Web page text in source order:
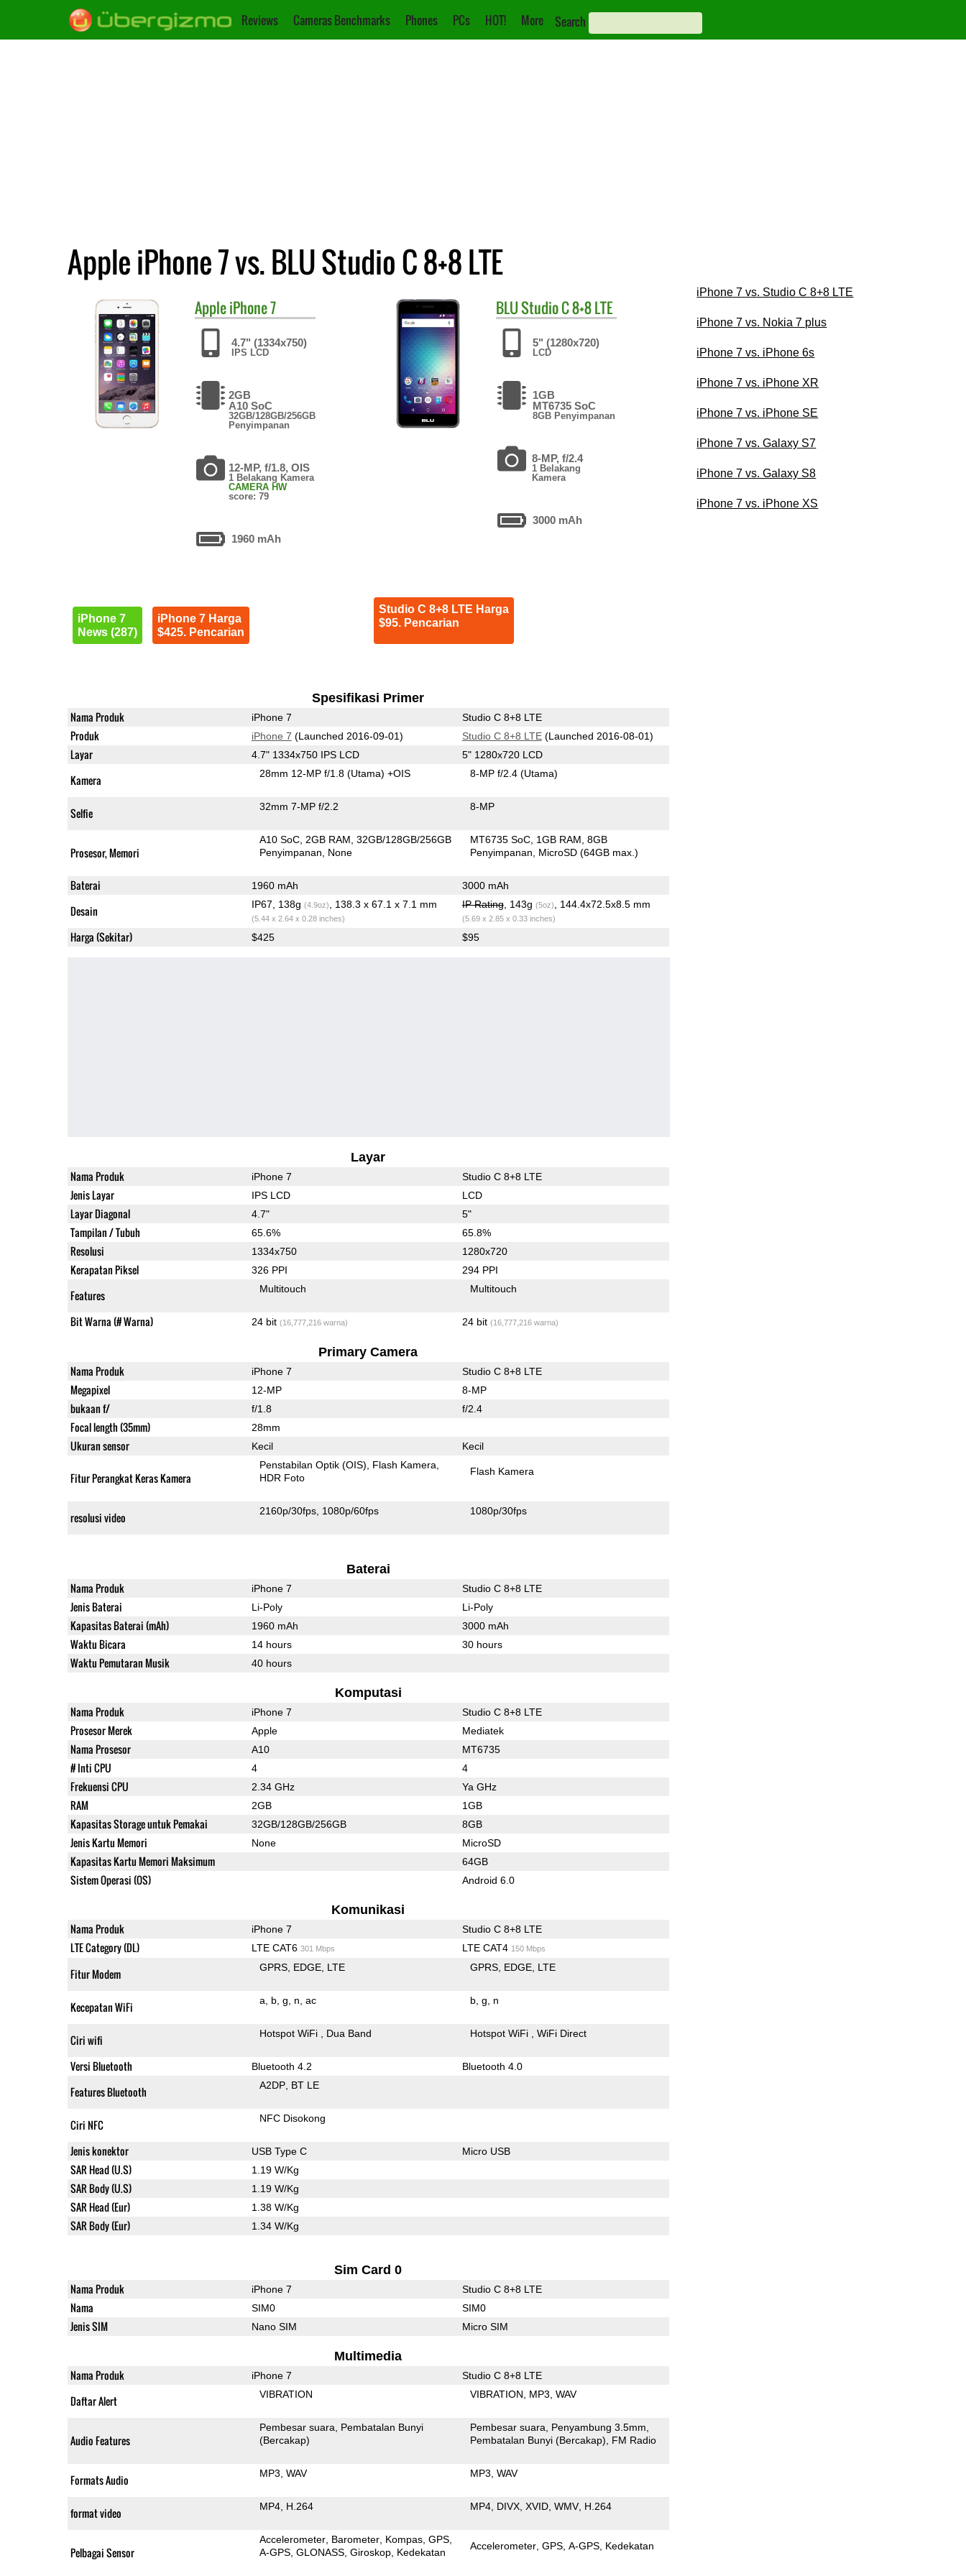
Reviews Cameras Benchmarks Phones PCs HOT! More Search
Apple iPhone 7 vs. BLU Studio C 8+8 LTE
AppleiPhone 7
4.7" (1334x750)
IPS LCD
2GB
A10 SoC
32GB/128GB/256GB
Penyimpanan
12-MP, f/1.8, OIS
1 Belakang Kamera
CAMERA HW
score: 79
1960 mAh
iPhone 7
News (287)
iPhone 7 Harga
$425. Pencarian
BLUStudio C 8+8 LTE
5" (1280x720)
LCD
1GB
MT6735 SoC
8GB Penyimpanan
8-MP, f/2.4
1 Belakang
Kamera
3000 mAh
Studio C 8+8 LTE Harga
$95. Pencarian
Spesifikasi Primer
Nama Produk iPhone 7 Studio C 8+8 LTE
Produk iPhone 7 (Launched 2016-09-01) Studio C 8+8 LTE(Launched 2016-08-01)
Layar 4.7" 1334x750 IPS LCD 5" 1280x720 LCD
Kamera 28mm 12-MP f/1.8(Utama) +OIS 8-MP f/2.4(Utama)
Selfie 32mm 7-MP f/2.2 8-MP
Prosesor, Memori
A10 SoC 2GB RAM 32GB/128GB/256GB
Penyimpanan
None
MT6735 SoC 1GB RAM 8GB
Penyimpanan
MicroSD (64GB max.)
Baterai 1960 mAh 3000 mAh
Desain IP67, 138g (4.9oz) , 138.3 x 67.1 x 7.1 mm
(5.44 x 2.64 x 0.28 inches)
IP Rating, 143g (5oz) , 144.4x72.5x8.5 mm
(5.69 x 2.85 x 0.33 inches)
Harga (Sekitar) $425 $95
Layar
Nama Produk iPhone 7 Studio C 8+8 LTE
Jenis Layar IPS LCD LCD
Layar Diagonal 4.7" 5"
Tampilan / Tubuh 65.6% 65.8%
Resolusi 1334x750 1280x720
Kerapatan Piksel 326 PPI 294 PPI
Features Multitouch Multitouch
Bit Warna (# Warna) 24 bit (16,777,216 warna) 24 bit (16,777,216 warna)
Primary Camera
Nama Produk iPhone 7 Studio C 8+8 LTE
Megapixel 12-MP 8-MP
bukaan f/ f/1.8 f/2.4
Focal length (35mm) 28mm
Ukuran sensor Kecil Kecil
Fitur Perangkat Keras Kamera
Penstabilan Optik (OIS)
Flash Kamera
HDR Foto
Flash Kamera
resolusi video 2160p/30fps 1080p/60fps 1080p/30fps
Baterai
Nama Produk iPhone 7 Studio C 8+8 LTE
Jenis Baterai Li-Poly Li-Poly
Kapasitas Baterai (mAh) 1960 mAh 3000 mAh
Waktu Bicara 14 hours 30 hours
Waktu Pemutaran Musik 40 hours
Komputasi
Nama Produk iPhone 7 Studio C 8+8 LTE
Prosesor Merek Apple Mediatek
Nama Prosesor A10 MT6735
# Inti CPU 4 4
Frekuensi CPU 2.34 GHz Ya GHz
RAM 2GB 1GB
Kapasitas Storage untuk Pemakai 32GB/128GB/256GB 8GB
Jenis Kartu Memori None MicroSD
Kapasitas Kartu Memori Maksimum 64GB
Sistem Operasi (OS) Android 6.0
Komunikasi
Nama Produk iPhone 7 Studio C 8+8 LTE
LTE Category (DL) LTE CAT6 301 Mbps LTE CAT4 150 Mbps
Fitur Modem GPRS EDGE LTE GPRS EDGE LTE
Kecepatan WiFi a b g n ac b g n
Ciri wifi Hotspot WiFi Dua Band Hotspot WiFi WiFi Direct
Versi Bluetooth Bluetooth 4.2 Bluetooth 4.0
Features Bluetooth A2DP BT LE
Ciri NFC NFC Disokong
Jenis konektor USB Type C Micro USB
SAR Head (U.S) 1.19 W/Kg
SAR Body (U.S) 1.19 W/Kg
SAR Head (Eur) 1.38 W/Kg
SAR Body (Eur) 1.34 W/Kg
Sim Card 0
Nama Produk iPhone 7 Studio C 8+8 LTE
Nama SIM0 SIM0
Jenis SIM Nano SIM Micro SIM
Multimedia
Nama Produk iPhone 7 Studio C 8+8 LTE
Daftar Alert VIBRATION VIBRATION MP3 WAV
Audio Features
Pembesar suara
Pembatalan Bunyi
(Bercakap)
Pembesar suara
Penyambung 3.5mm
Pembatalan Bunyi (Bercakap)
FM Radio
Formats Audio MP3 WAV MP3 WAV
format video MP4 H.264 MP4 DIVX XVID WMV H.264
Pelbagai Sensor
Accelerometer Barometer Kompas GPS
A-GPS GLONASS Giroskop Kedekatan
Accelerometer GPS A-GPS Kedekatan
iPhone 7 vs. Studio C 8+8 LTE
iPhone 7 vs. Nokia 7 plus
iPhone 7 vs. iPhone 6s
iPhone 7 vs. iPhone XR
iPhone 7 vs. iPhone SE
iPhone 7 vs. Galaxy S7
iPhone 7 vs. Galaxy S8
iPhone 7 vs. iPhone XS